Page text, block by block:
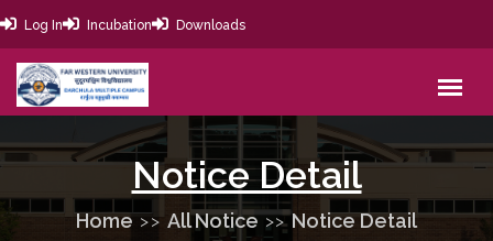
Log In Incubation Downloads
Notice Detail
Home All Notice Notice Detail